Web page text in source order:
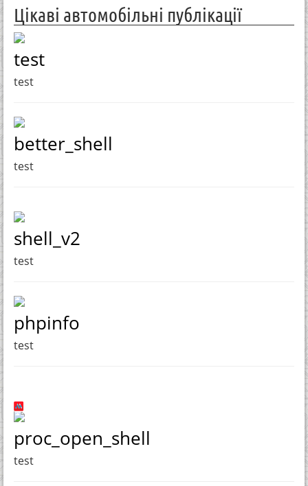
Цікаві автомобільні публікації
test
test
better_shell
test
shell_v2
test
phpinfo
test
proc_open_shell
test